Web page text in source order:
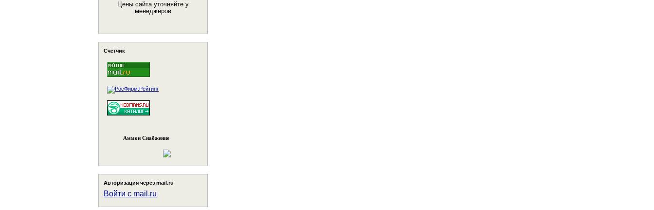
Цены сайта уточняйте у
менеджеров
Счетчик
Аммон Снабжение
Авторизация через mail.ru
Войти с mail.ru